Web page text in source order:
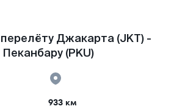
Джакарта (JKT) -
Пеканбару (PKU)
933 км